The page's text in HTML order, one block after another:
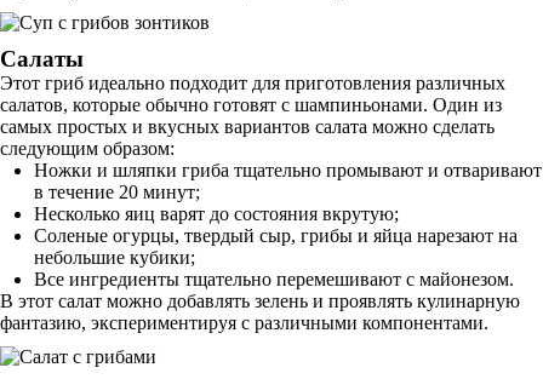
Салаты
Этот гриб идеально подходит для приготовления различных
салатов, которые обычно готовят с шампиньонами. Один из
самых простых и вкусных вариантов салата можно сделать
следующим образом:
Ножки и шляпки гриба тщательно промывают и отваривают
в течение 20 минут;
Несколько яиц варят до состояния вкрутую;
Соленые огурцы, твердый сыр, грибы и яйца нарезают на
небольшие кубики;
Все ингредиенты тщательно перемешивают с майонезом.
В этот салат можно добавлять зелень и проявлять кулинарную
фантазию, экспериментируя с различными компонентами.